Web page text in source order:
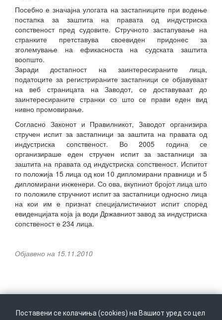
Посебно е значајна улогата на застапниците при водење
постапка за заштита на правата од индустриска
сопственост пред судовите. Стручното застапување на
странките претставува своевиден придонес за
зголемување на ефикасноста на судската заштита
воопшто.
Заради достапност на заинтересираните лица,
податоците за регистрираните застапници се објавуваат
на веб страницата на Заводот, се доставуваат до
заинтересираните странки со што се прави еден вид
нивно промовирање.
Согласно Законот и Правилникот, Заводот организира
стручен испит за застапници за заштита на правата од
индустриска сопственост. Во 2005 година се
организираше еден стручен испит за застапници за
заштита на правата од индустриска сопственост. Испитот
го положија 15 лица од кои 10 дипломирани правници и 5
дипломирани инженери. Со ова, вкупниот бројот лица што
го положиле стручниот испит за застапници односно лица
на кои им е признат специјалистичкиот испит според
евиденцијата која ја води Државниот завод за индустриска
сопственост е 234 лица.
Објавено на 15.11.2010
Поставени се колачиња (cookies) на Вашиот уред со цел